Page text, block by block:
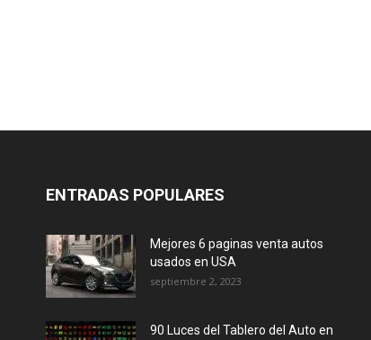
ENTRADAS POPULARES
Mejores 6 paginas venta autos
usados en USA
septiembre 2, 2023
90 Luces del Tablero del Auto en